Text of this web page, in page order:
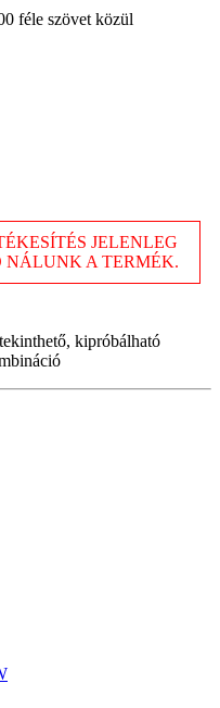
féle szövet közül
JELENLEG
NÁLUNK A TERMÉK.
kipróbálható